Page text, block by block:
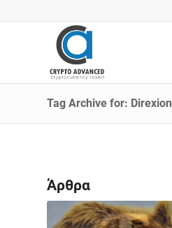
Tag Archive for: Direxion
Άρθρα